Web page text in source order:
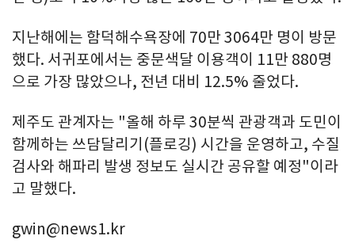
지난해에는 함덕해수욕장에 70만 3064만 명이 방문
했다. 서귀포에서는 중문색달 이용객이 11만 880명
으로 가장 많았으나, 전년 대비 12.5% 줄었다.
제주도 관계자는 "올해 하루 30분씩 관광객과 도민이
함께하는 쓰담달리기(플로깅) 시간을 운영하고, 수질
검사와 해파리 발생 정보도 실시간 공유할 예정"이라
고 말했다.
gwin@news1.kr